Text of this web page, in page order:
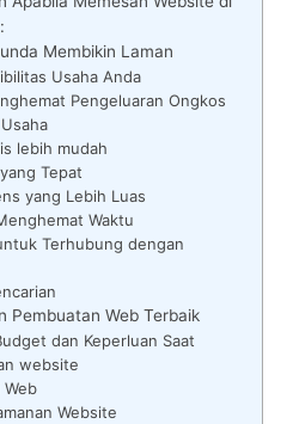
Membikin Laman
Usaha Anda
Pengeluaran Ongkos
lebih mudah
Tepat
yang Lebih Luas
Waktu
Terhubung dengan
Pembuatan Web Terbaik
dan Keperluan Saat
website
Web
Website